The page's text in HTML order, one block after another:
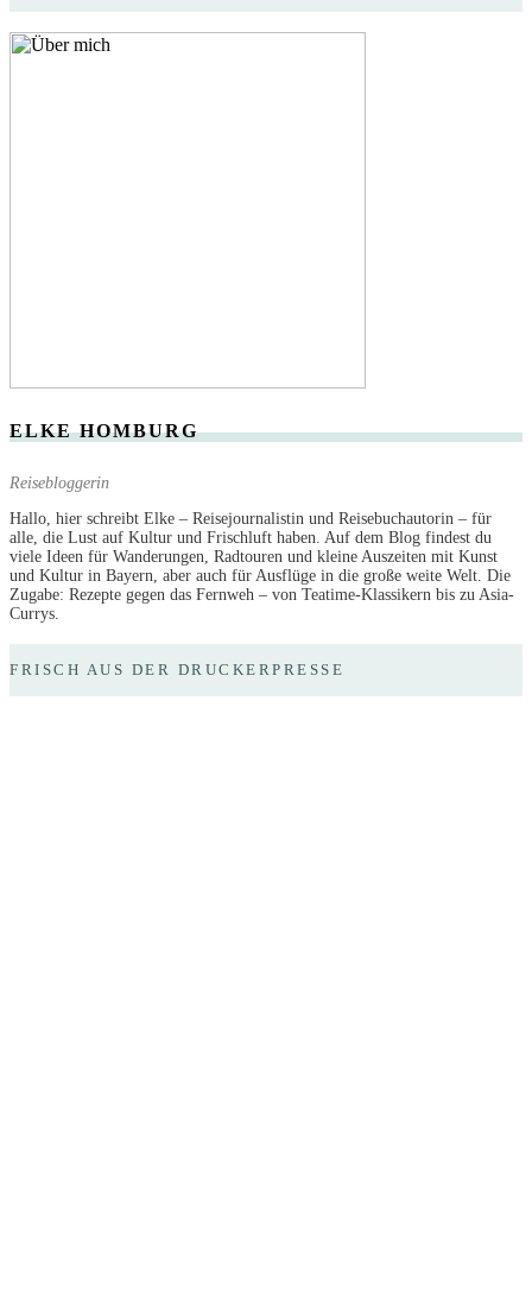
ELKE HOMBURG
Reisebloggerin
Hallo, hier schreibt Elke – Reisejournalistin und Reisebuchautorin – für
alle, die Lust auf Kultur und Frischluft haben. Auf dem Blog findest du
viele Ideen für Wanderungen, Radtouren und kleine Auszeiten mit Kunst
und Kultur in Bayern, aber auch für Ausflüge in die große weite Welt. Die
Zugabe: Rezepte gegen das Fernweh – von Teatime-Klassikern bis zu Asia-
Currys.
FRISCH AUS DER DRUCKERPRESSE